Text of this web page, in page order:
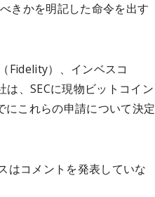
きかを明記した命令を出す
Fidelity）、インベスコ
は、SECに現物ビットコイン
にこれらの申請について決定
はコメントを発表していな